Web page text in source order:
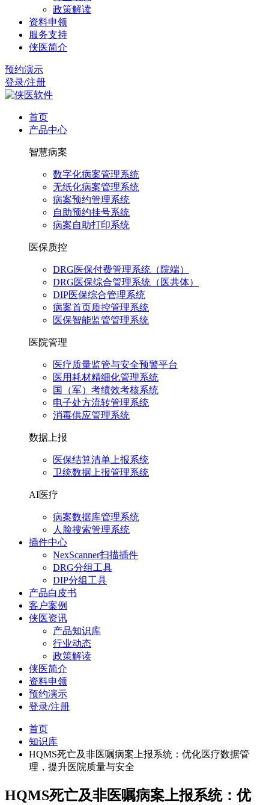
政策解读
资料申领
服务支持
侠医简介
预约演示
登录/注册
首页
产品中心
智慧病案
数字化病案管理系统
无纸化病案管理系统
病案预约管理系统
自助预约挂号系统
病案自助打印系统
医保质控
DRG医保付费管理系统（院端）
DRG医保综合管理系统（医共体）
DIP医保综合管理系统
病案首页质控管理系统
医保智能监管管理系统
医院管理
医疗质量监管与安全预警平台
医用耗材精细化管理系统
国（军）考绩效考核系统
电子处方流转管理系统
消毒供应管理系统
数据上报
医保结算清单上报系统
卫统数据上报管理系统
AI医疗
病案数据库管理系统
人脸搜索管理系统
插件中心
NexScanner扫描插件
DRG分组工具
DIP分组工具
产品白皮书
客户案例
侠医资讯
产品知识库
行业动态
政策解读
侠医简介
资料申领
预约演示
登录/注册
首页
知识库
HQMS死亡及非医嘱病案上报系统：优化医疗数据管
理，提升医院质量与安全
HQMS死亡及非医嘱病案上报系统：优